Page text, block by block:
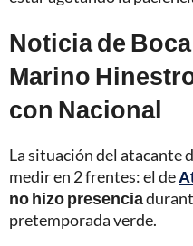
Noticia de
Marino
con Nacional
La situación del atacante
medir en 2 frentes: el de
no hizo presencia
pretemporada verde.